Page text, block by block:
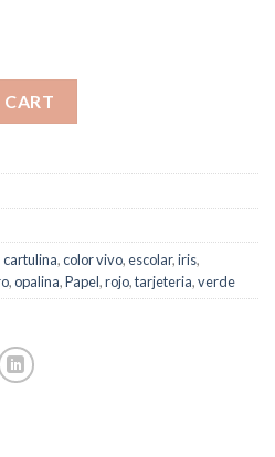
cartulina,color vivo,escolar,iris,
,opalina,Papel,rojo,tarjeteria,verde